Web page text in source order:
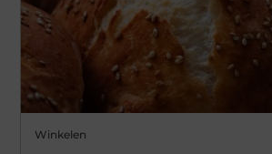
Winkelen